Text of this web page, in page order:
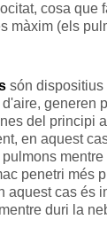
cosa que
màxim (els
són dispositius
generen
del principi
en aquest
mentre
penetri més
aquest cas és
duri la